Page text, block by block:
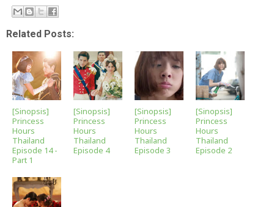
Related Posts:
[Sinopsis]
Princess
Hours
Thailand
Episode 14 -
Part 1
[Sinopsis]
Princess
Hours
Thailand
Episode 4
[Sinopsis]
Princess
Hours
Thailand
Episode 3
[Sinopsis]
Princess
Hours
Thailand
Episode 2